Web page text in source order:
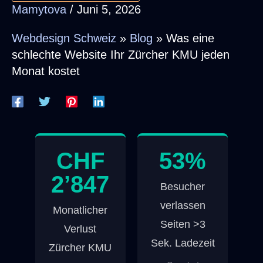
Mamytova / Juni 5, 2026
Webdesign Schweiz » Blog » Was eine
schlechte Website Ihr Zürcher KMU jeden
Monat kostet
CHF
2’847
Monatlicher
Verlust
Zürcher KMU
53%
Besucher
verlassen
Seiten >3
Sek. Ladezeit